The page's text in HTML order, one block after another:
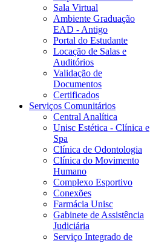
Sala Virtual
Ambiente Graduação
EAD - Antigo
Portal do Estudante
Locação de Salas e
Auditórios
Validação de
Documentos
Certificados
Serviços Comunitários
Central Analítica
Unisc Estética - Clínica e
Spa
Clínica de Odontologia
Clínica do Movimento
Humano
Complexo Esportivo
Conexões
Farmácia Unisc
Gabinete de Assistência
Judiciária
Serviço Integrado de